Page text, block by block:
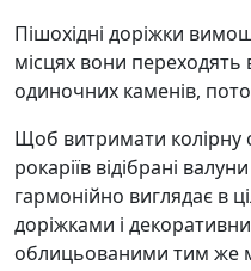
Пішохідні доріжки
місцях вони переходять
одиночних каменів,
Щоб витримати колірну
рокаріїв відібрані
гармонійно виглядає в
доріжками і
облицьованими тим же